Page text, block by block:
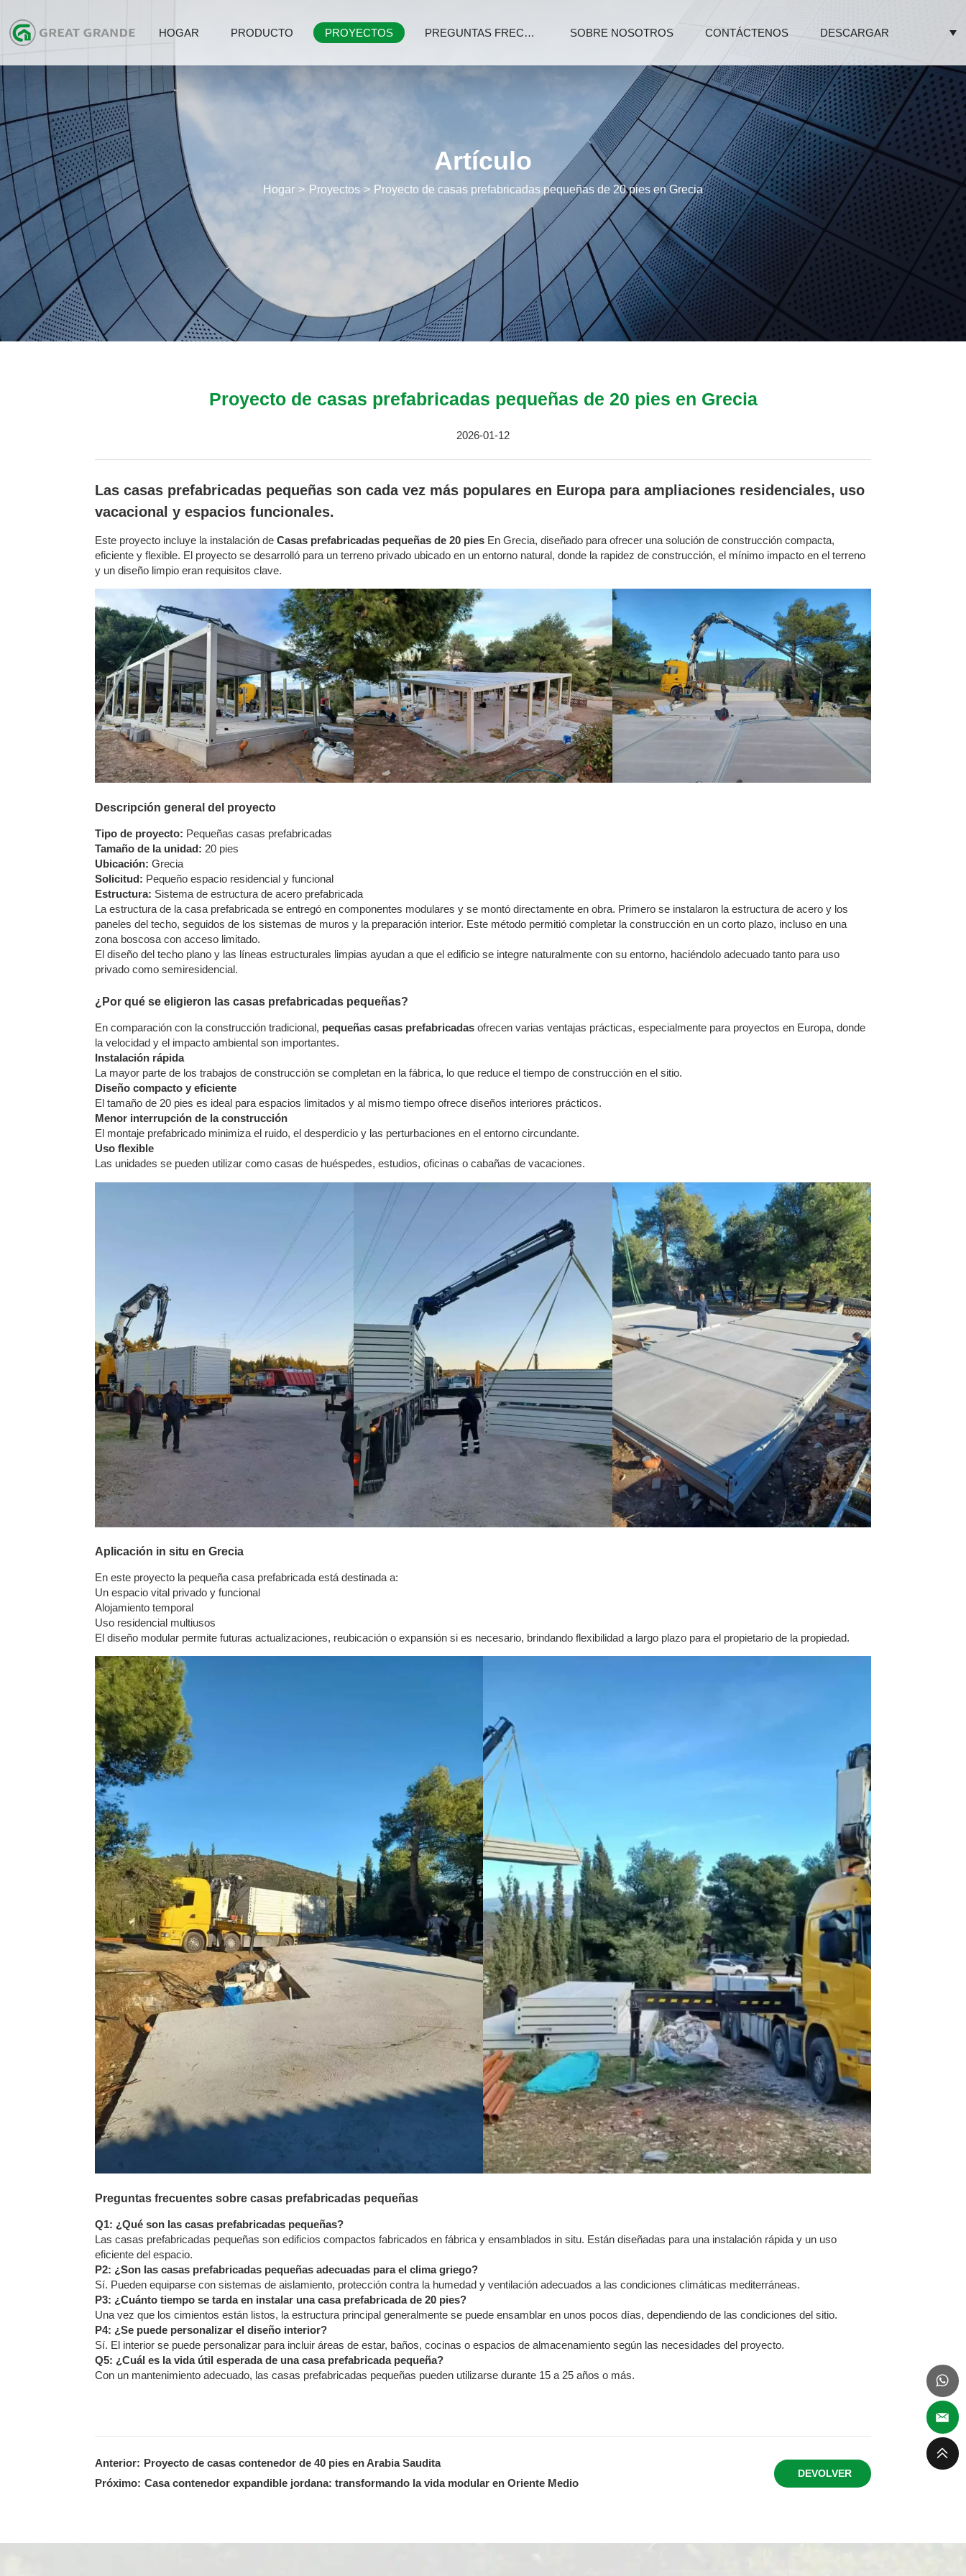
HOGAR PRODUCTO PROYECTOS PREGUNTAS FRECUENTES SOBRE NOSOTROS CONTÁCTENOS DESCARGAR
Artículo
Hogar Proyectos Proyecto de casas prefabricadas pequeñas de 20 pies en Grecia
Proyecto de casas prefabricadas pequeñas de 20 pies en Grecia
2026-01-12
Las casas prefabricadas pequeñas son cada vez más populares en Europa para ampliaciones residenciales, uso
vacacional y espacios funcionales.
Este proyecto incluye la instalación de Casas prefabricadas pequeñas de 20 pies En Grecia, diseñado para ofrecer una solución de construcción compacta,
eficiente y flexible. El proyecto se desarrolló para un terreno privado ubicado en un entorno natural, donde la rapidez de construcción, el mínimo impacto en el terreno
y un diseño limpio eran requisitos clave.
Descripción general del proyecto
Tipo de proyecto: Pequeñas casas prefabricadas
Tamaño de la unidad: 20 pies
Ubicación: Grecia
Solicitud: Pequeño espacio residencial y funcional
Estructura: Sistema de estructura de acero prefabricada
La estructura de la casa prefabricada se entregó en componentes modulares y se montó directamente en obra. Primero se instalaron la estructura de acero y los
paneles del techo, seguidos de los sistemas de muros y la preparación interior. Este método permitió completar la construcción en un corto plazo, incluso en una
zona boscosa con acceso limitado.
El diseño del techo plano y las líneas estructurales limpias ayudan a que el edificio se integre naturalmente con su entorno, haciéndolo adecuado tanto para uso
privado como semiresidencial.
¿Por qué se eligieron las casas prefabricadas pequeñas?
En comparación con la construcción tradicional, pequeñas casas prefabricadas ofrecen varias ventajas prácticas, especialmente para proyectos en Europa, donde
la velocidad y el impacto ambiental son importantes.
Instalación rápida
La mayor parte de los trabajos de construcción se completan en la fábrica, lo que reduce el tiempo de construcción en el sitio.
Diseño compacto y eficiente
El tamaño de 20 pies es ideal para espacios limitados y al mismo tiempo ofrece diseños interiores prácticos.
Menor interrupción de la construcción
El montaje prefabricado minimiza el ruido, el desperdicio y las perturbaciones en el entorno circundante.
Uso flexible
Las unidades se pueden utilizar como casas de huéspedes, estudios, oficinas o cabañas de vacaciones.
Aplicación in situ en Grecia
En este proyecto la pequeña casa prefabricada está destinada a:
Un espacio vital privado y funcional
Alojamiento temporal
Uso residencial multiusos
El diseño modular permite futuras actualizaciones, reubicación o expansión si es necesario, brindando flexibilidad a largo plazo para el propietario de la propiedad.
Preguntas frecuentes sobre casas prefabricadas pequeñas
Q1: ¿Qué son las casas prefabricadas pequeñas?
Las casas prefabricadas pequeñas son edificios compactos fabricados en fábrica y ensamblados in situ. Están diseñadas para una instalación rápida y un uso
eficiente del espacio.
P2: ¿Son las casas prefabricadas pequeñas adecuadas para el clima griego?
Sí. Pueden equiparse con sistemas de aislamiento, protección contra la humedad y ventilación adecuados a las condiciones climáticas mediterráneas.
P3: ¿Cuánto tiempo se tarda en instalar una casa prefabricada de 20 pies?
Una vez que los cimientos están listos, la estructura principal generalmente se puede ensamblar en unos pocos días, dependiendo de las condiciones del sitio.
P4: ¿Se puede personalizar el diseño interior?
Sí. El interior se puede personalizar para incluir áreas de estar, baños, cocinas o espacios de almacenamiento según las necesidades del proyecto.
Q5: ¿Cuál es la vida útil esperada de una casa prefabricada pequeña?
Con un mantenimiento adecuado, las casas prefabricadas pequeñas pueden utilizarse durante 15 a 25 años o más.
Anterior: Proyecto de casas contenedor de 40 pies en Arabia Saudita
Próximo: Casa contenedor expandible jordana: transformando la vida modular en Oriente Medio
DEVOLVER